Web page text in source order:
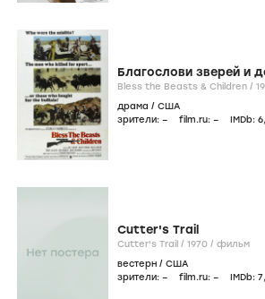
Благослови зверей и
Bless the Beasts & Children /
драма / США
зрители: – film.ru: – IMDb: 6
Cutter's Trail
Cutter's Trail / 1970 / фильм
вестерн / США
зрители: – film.ru: – IMDb: 7